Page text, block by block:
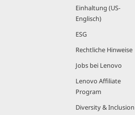
Einhaltung (US-
Englisch)
ESG
Rechtliche Hinweise
Jobs bei Lenovo
Lenovo Affiliate
Program
Diversity & Inclusion